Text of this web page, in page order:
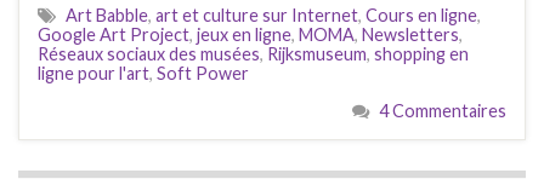
Art Babble, art et culture sur Internet, Cours en ligne,
Google Art Project, jeux en ligne, MOMA, Newsletters,
Réseaux sociaux des musées, Rijksmuseum, shopping en
ligne pour l'art, Soft Power
4 Commentaires